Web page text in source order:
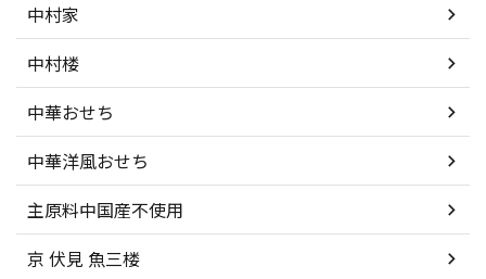
中村家
中村楼
中華おせち
中華洋風おせち
主原料中国産不使用
京 伏見 魚三楼